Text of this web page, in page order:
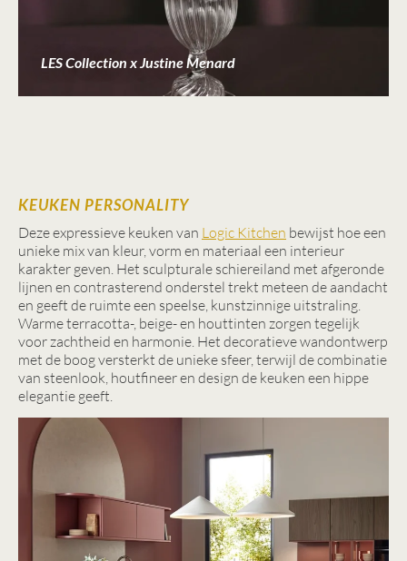
LES Collection x Justine Menard
KEUKEN PERSONALITY
Deze expressieve keuken van Logic Kitchen bewijst hoe een
unieke mix van kleur, vorm en materiaal een interieur
karakter geven. Het sculpturale schiereiland met afgeronde
lijnen en contrasterend onderstel trekt meteen de aandacht
en geeft de ruimte een speelse, kunstzinnige uitstraling.
Warme terracotta-, beige- en houttinten zorgen tegelijk
voor zachtheid en harmonie. Het decoratieve wandontwerp
met de boog versterkt de unieke sfeer, terwijl de combinatie
van steenlook, houtfineer en design de keuken een hippe
elegantie geeft.